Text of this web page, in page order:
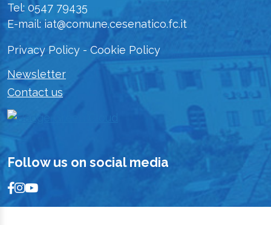
Tel: 0547 79435
E-mail: iat@comune.cesenatico.fc.it
Privacy Policy - Cookie Policy
Newsletter
Contact us
Follow us on social media